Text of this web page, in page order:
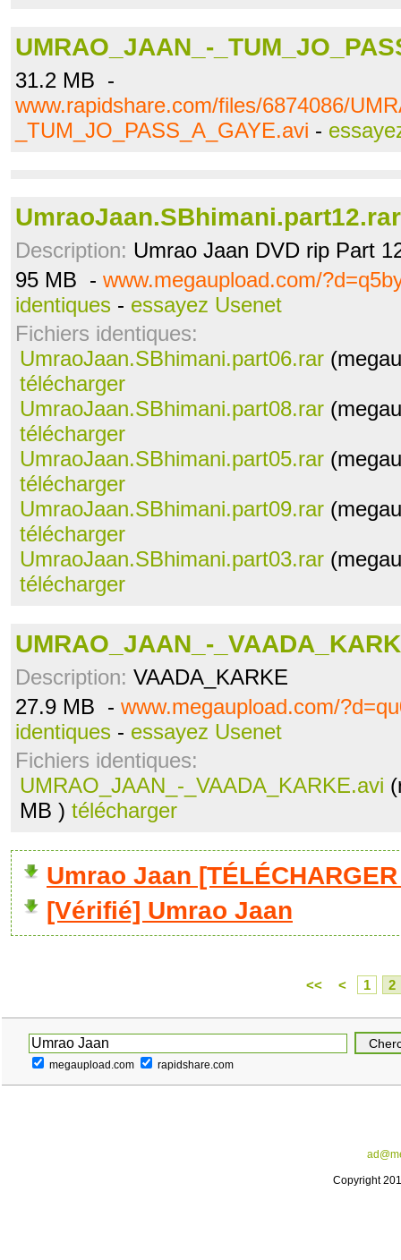
UMRAO_JAAN_-
31.2 MB -
www.rapidshare.com/files/6874086/
_TUM_JO_PASS_A_GAYE.avi -
UmraoJaan.SBhimani.part12.rar
Description: Umrao Jaan DVD rip Part
95 MB - www.megaupload.com/
identiques - essayez Usenet
Fichiers identiques:
UmraoJaan.SBhimani.part06.rar
télécharger
UmraoJaan.SBhimani.part08.rar
télécharger
UmraoJaan.SBhimani.part05.rar
télécharger
UmraoJaan.SBhimani.part09.rar
télécharger
UmraoJaan.SBhimani.part03.rar
télécharger
UMRAO_JAAN_-
Description: VAADA_KARKE
27.9 MB - www.megaupload.com/
identiques - essayez Usenet
Fichiers identiques:
UMRAO_JAAN_-_VAADA_KARKE.avi
MB ) télécharger
Umrao Jaan
[Vérifié] Umrao Jaan
<< < 1 2
megaupload.com rapidshare.com
Copyright